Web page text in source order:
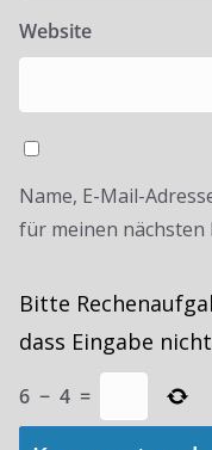
Website
Name, E-Mail-
für meinen nächsten
Bitte
dass Eingabe
6 − 4 =